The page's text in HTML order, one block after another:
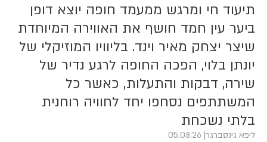
תיעוד חי ומרגש ממעמד חופה יוצא דופן
ביער עין חמד חושף את האווירה המיוחדת
שיצר יצחק מאיר וינד. בליוויו המוזיקלי של
יונתן בלוי, הפכה החופה לרגע נדיר של
שירה, דבקות והתעלות, כאשר כל
המשתתפים נסחפו יחד לחוויה רוחנית
בלתי נשכחת
ליפא גינסברגר 05.08.26